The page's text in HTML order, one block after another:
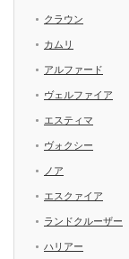
クラウン
カムリ
アルファード
ヴェルファイア
エスティマ
ヴォクシー
ノア
エスクァイア
ランドクルーザー
ハリアー